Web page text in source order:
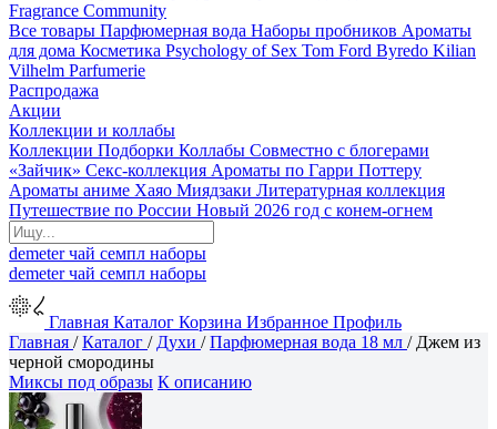
Fragrance Community
Все товары Парфюмерная вода Наборы пробников Ароматы
для дома Косметика Psychology of Sex Tom Ford Byredo Kilian
Vilhelm Parfumerie
Распродажа
Акции
Коллекции и коллабы
Коллекции Подборки Коллабы Совместно с блогерами
«Зайчик» Секс-коллекция Ароматы по Гарри Поттеру
Ароматы аниме Хаяо Миядзаки Литературная коллекция
Путешествие по России Новый 2026 год с конем-огнем
demeterчай семпл наборы
demeterчай семпл наборы
Главная Каталог Корзина Избранное Профиль
Главная /Каталог / Духи /Парфюмерная вода 18 мл / Джем из
черной смородины
Миксы под образы К описанию